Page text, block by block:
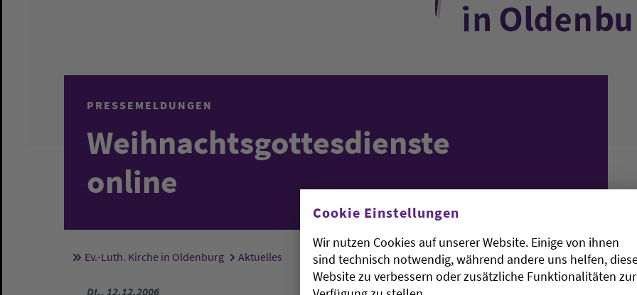
PRESSEMELDUNGEN
Weihnachtsgottesdienste
online
Sie sind hier:
Ev.-Luth. Kirche in Oldenburg Aktuelles
DI., 12.12.2006
Cookie Einstellungen
Wir nutzen Cookies auf unserer Website. Einige von ihnen
sind technisch notwendig, während andere uns helfen,
Website zu verbessern oder zusätzliche Funktionalitäten zur